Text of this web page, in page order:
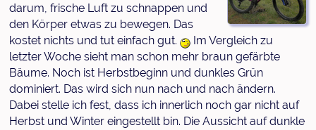
darum, frische Luft zu schnappen und
den Körper etwas zu bewegen. Das
kostet nichts und tut einfach gut.
Im Vergleich zu
letzter Woche sieht man schon mehr braun gefärbte
Bäume. Noch ist Herbstbeginn und dunkles Grün
dominiert. Das wird sich nun nach und nach ändern.
Dabei stelle ich fest, dass ich innerlich noch gar nicht auf
Herbst und Winter eingestellt bin. Die Aussicht auf dunkle